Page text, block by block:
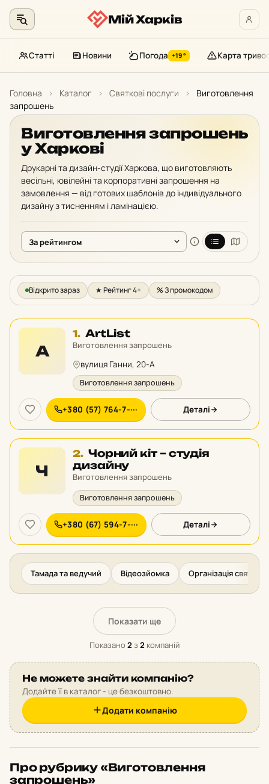
контенту
Мій Харків
Статті Новини Погода +19° Карта тривог
Головна › Каталог › Святкові послуги ›
Виготовлення
запрошень
Виготовлення запрошень
у Харкові
Друкарні та дизайн-студії Харкова, що виготовляють
весільні, ювілейні та корпоративні запрошення на
замовлення — від готових шаблонів до індивідуального
дизайну з тисненням і ламінацією.
Відкрито зараз ★ Рейтинг 4+ % З промокодом
A
1. Місце
1
рейтингу:
ArtList
Виготовлення запрошень
вулиця Ганни, 20-А
Виготовлення запрошень
+380 (57) 764-7-··· Деталі
Ч
2. Місце
2
у
рейтингу:
Чорний кіт – студія
дизайну
Виготовлення запрошень
Виготовлення запрошень
+380 (67) 594-7-··· Деталі
Тамада та ведучий Відеозйомка Організація свят та
Показати ще
Показано 2 з 2 компаній
Не можете знайти компанію?
Додайте її в каталог - це безкоштовно.
Додати компанію
Про рубрику «Виготовлення
запрошень»